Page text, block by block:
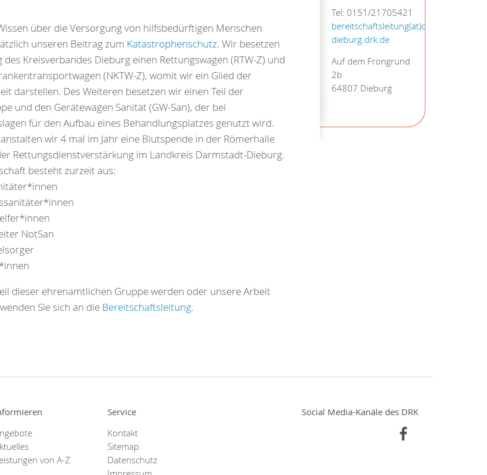
Tel: 0151/21705421
bereitschaftsleitung(at)ov-
dieburg.drk.de
Auf dem Frongrund
2b
64807 Dieburg
über die Versorgung von hilfsbedürftigen Menschen
unseren Beitrag zum Katastrophenschutz. Wir besetzen
des Kreisverbandes Dieburg einen Rettungswagen (RTW-Z) und
(NKTW-Z), womit wir ein Glied der
darstellen. Des Weiteren besetzen wir einen Teil der
und den Gerätewagen Sanität (GW-San), der bei
für den Aufbau eines Behandlungsplatzes genutzt wird.
wir 4 mal im Jahr eine Blutspende in der Römerhalle
Rettungsdienstverstärkung im Landkreis Darmstadt-Dieburg.
besteht zurzeit aus:
NotSan
dieser ehrenamtlichen Gruppe werden oder unsere Arbeit
Sie sich an die Bereitschaftsleitung.
von A-Z
Service
Kontakt
Sitemap
Datenschutz
Social Media-Kanäle des DRK